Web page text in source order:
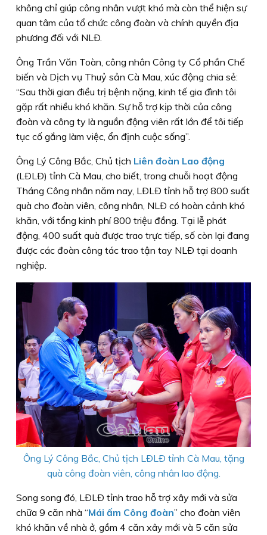
không chỉ giúp công nhân vượt khó mà còn thể hiện sự
quan tâm của tổ chức công đoàn và chính quyền địa
phương đối với NLÐ.
Ông Trần Văn Toàn, công nhân Công ty Cổ phần Chế
biến và Dịch vụ Thuỷ sản Cà Mau, xúc động chia sẻ:
“Sau thời gian điều trị bệnh nặng, kinh tế gia đình tôi
gặp rất nhiều khó khăn. Sự hỗ trợ kịp thời của công
đoàn và công ty là nguồn động viên rất lớn để tôi tiếp
tục cố gắng làm việc, ổn định cuộc sống”.
Ông Lý Công Bắc, Chủ tịch Liên đoàn Lao động
(LÐLÐ) tỉnh Cà Mau, cho biết, trong chuỗi hoạt động
Tháng Công nhân năm nay, LÐLÐ tỉnh hỗ trợ 800 suất
quà cho đoàn viên, công nhân, NLÐ có hoàn cảnh khó
khăn, với tổng kinh phí 800 triệu đồng. Tại lễ phát
động, 400 suất quà được trao trực tiếp, số còn lại đang
được các đoàn công tác trao tận tay NLÐ tại doanh
nghiệp.
Ông Lý Công Bắc, Chủ tịch LÐLÐ tỉnh Cà Mau, tặng
quà công đoàn viên, công nhân lao động.
Song song đó, LÐLÐ tỉnh trao hỗ trợ xây mới và sửa
chữa 9 căn nhà “Mái ấm Công đoàn” cho đoàn viên
khó khăn về nhà ở, gồm 4 căn xây mới và 5 căn sửa